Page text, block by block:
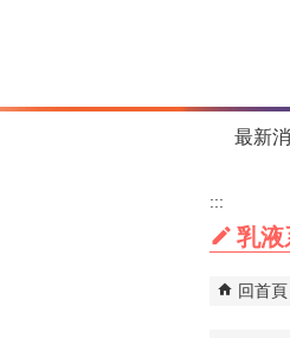
最新
:::
乳液
回首頁